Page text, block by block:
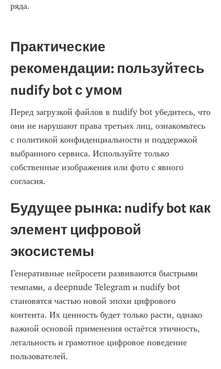
ряда.
Практические
рекомендации: пользуйтесь
nudify bot с умом
Перед загрузкой файлов в nudify bot убедитесь, что
они не нарушают права третьих лиц, ознакомьтесь
с политикой конфиденциальности и поддержкой
выбранного сервиса. Используйте только
собственные изображения или фото с явного
Будущее рынка: nudify bot как
элемент цифровой
экосистемы
Генеративные нейросети развиваются быстрыми
темпами, а deepnude Telegram и nudify bot
становятся частью новой эпохи цифрового
контента. Их ценность будет только расти, однако
важной основой применения остаётся этичность,
легальность и грамотное цифровое поведение
пользователей.